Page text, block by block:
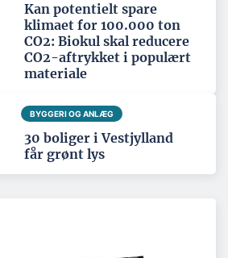
Kan potentielt spare
klimaet for 100.000 ton
CO2: Biokul skal reducere
CO2-aftrykket i populært
materiale
BYGGERI OG ANLÆG
30 boliger i Vestjylland
får grønt lys